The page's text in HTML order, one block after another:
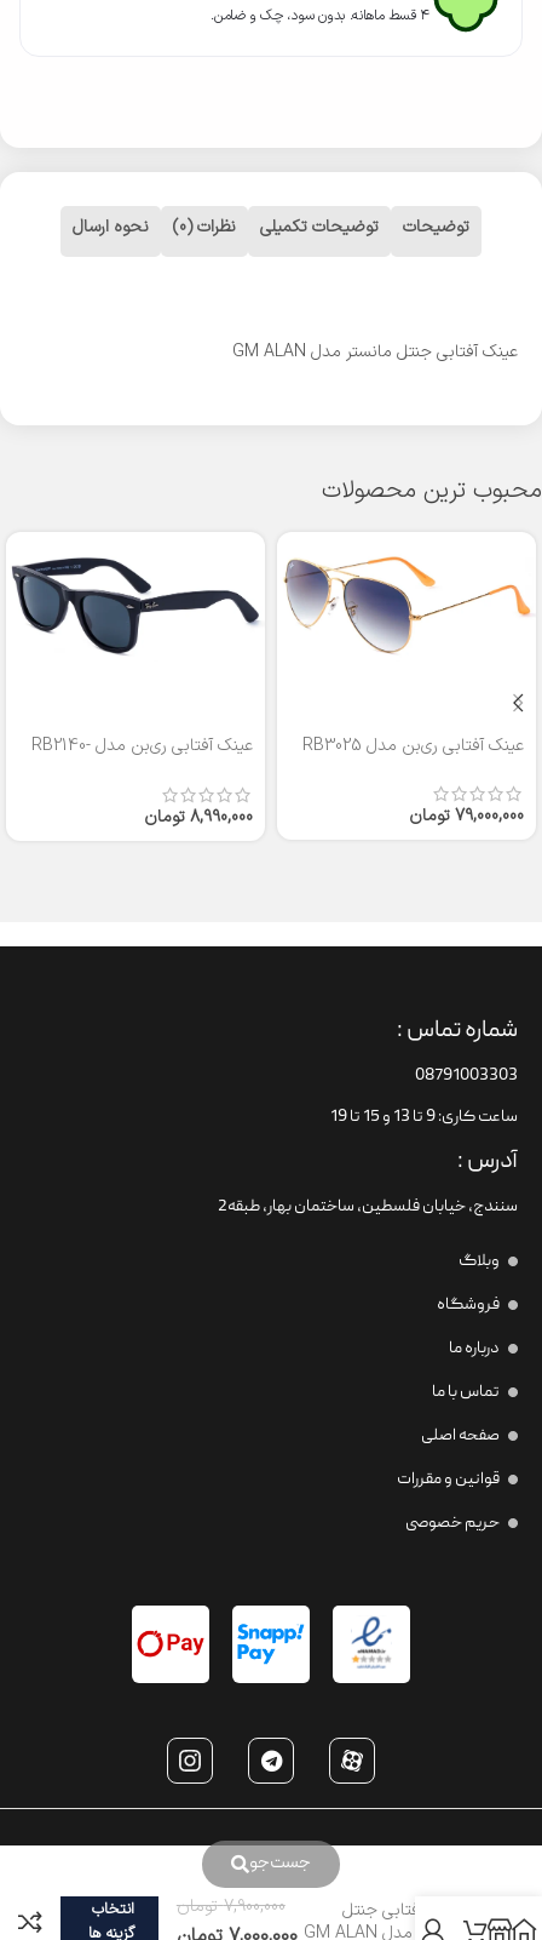
۴ قسط ماهانه. بدون سود، چک و ضامن.
توضیحات توضیحات تکمیلی نظرات (0) نحوه ارسال
عینک آفتابی جنتل مانستر مدل GM ALAN
محبوب ترین محصولات
عینک آفتابی ری‌بن مدل RB3025
79,000,000تومان
عینک آفتابی ری‌بن مدل RB2140-
8,990,000تومان
جست‌جو
شماره تماس :
08791003303
ساعت کاری: 9 تا 13 و 15 تا 19
آدرس :
سنندج، خیابان فلسطین،‌ ساختمان بهار، طبقه2
وبلاگ
فروشگاه
درباره ما
تماس با ما
صفحه اصلی
قوانین و مقررات
حریم خصوصی
عینک آفتابی جنتل
مانستر مدل GM ALAN
7,900,000 تومان
انتخاب
گزینه ها